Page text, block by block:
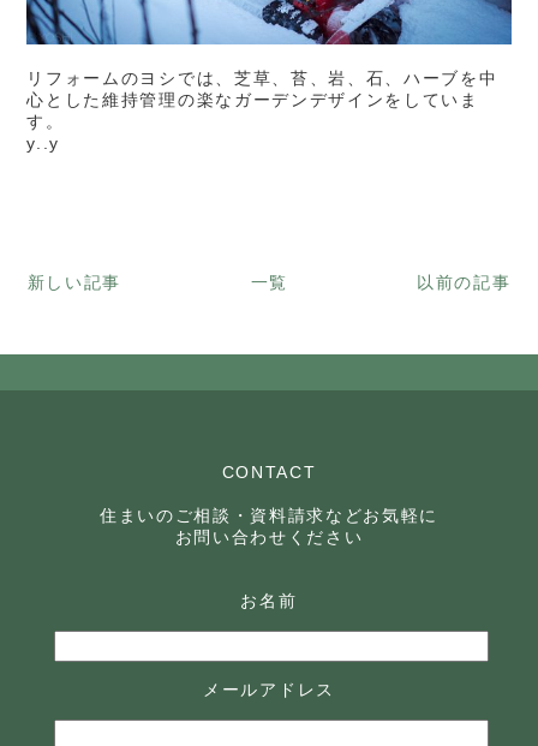
リフォームのヨシでは、芝草、苔、岩、石、ハーブを中
心とした維持管理の楽なガーデンデザインをしていま
す。
y..y
新しい記事 一覧 以前の記事
CONTACT
住まいのご相談・資料請求などお気軽に
お問い合わせください
お名前
メールアドレス